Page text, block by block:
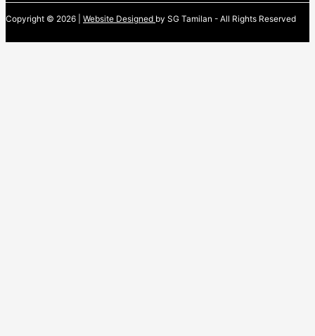
Copyright © 2026 | Website Designed by SG Tamilan - All Rights Reserved